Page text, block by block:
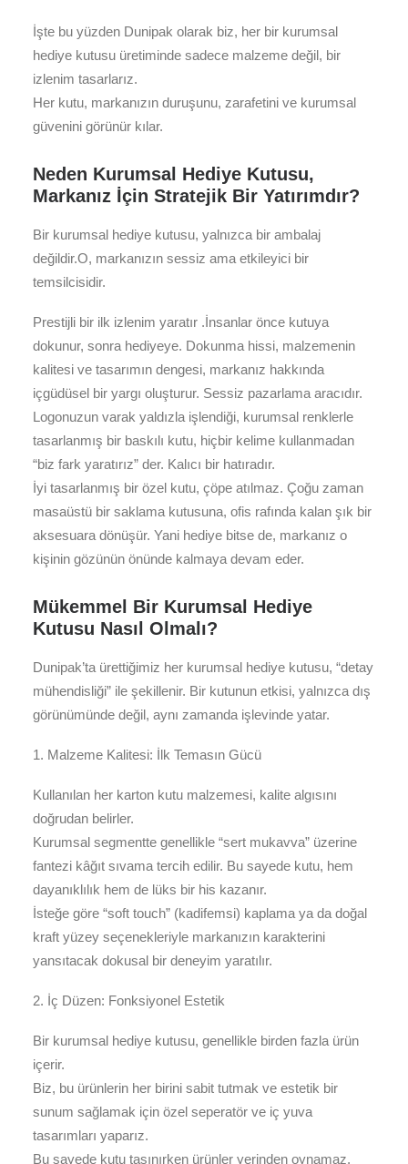
İşte bu yüzden Dunipak olarak biz, her bir kurumsal
hediye kutusu üretiminde sadece malzeme değil, bir
izlenim tasarlarız.
Her kutu, markanızın duruşunu, zarafetini ve kurumsal
güvenini görünür kılar.
Neden Kurumsal Hediye Kutusu,
Markanız İçin Stratejik Bir Yatırımdır?
Bir kurumsal hediye kutusu, yalnızca bir ambalaj
değildir.O, markanızın sessiz ama etkileyici bir
temsilcisidir.
Prestijli bir ilk izlenim yaratır .İnsanlar önce kutuya
dokunur, sonra hediyeye. Dokunma hissi, malzemenin
kalitesi ve tasarımın dengesi, markanız hakkında
içgüdüsel bir yargı oluşturur. Sessiz pazarlama aracıdır.
Logonuzun varak yaldızla işlendiği, kurumsal renklerle
tasarlanmış bir baskılı kutu, hiçbir kelime kullanmadan
“biz fark yaratırız” der. Kalıcı bir hatıradır.
İyi tasarlanmış bir özel kutu, çöpe atılmaz. Çoğu zaman
masaüstü bir saklama kutusuna, ofis rafında kalan şık bir
aksesuara dönüşür. Yani hediye bitse de, markanız o
kişinin gözünün önünde kalmaya devam eder.
Mükemmel Bir Kurumsal Hediye
Kutusu Nasıl Olmalı?
Dunipak’ta ürettiğimiz her kurumsal hediye kutusu, “detay
mühendisliği” ile şekillenir. Bir kutunun etkisi, yalnızca dış
görünümünde değil, aynı zamanda işlevinde yatar.
1. Malzeme Kalitesi: İlk Temasın Gücü
Kullanılan her karton kutu malzemesi, kalite algısını
doğrudan belirler.
Kurumsal segmentte genellikle “sert mukavva” üzerine
fantezi kâğıt sıvama tercih edilir. Bu sayede kutu, hem
dayanıklılık hem de lüks bir his kazanır.
İsteğe göre “soft touch” (kadifemsi) kaplama ya da doğal
kraft yüzey seçenekleriyle markanızın karakterini
yansıtacak dokusal bir deneyim yaratılır.
2. İç Düzen: Fonksiyonel Estetik
Bir kurumsal hediye kutusu, genellikle birden fazla ürün
içerir.
Biz, bu ürünlerin her birini sabit tutmak ve estetik bir
sunum sağlamak için özel seperatör ve iç yuva
tasarımları yaparız.
Bu sayede kutu taşınırken ürünler yerinden oynamaz,